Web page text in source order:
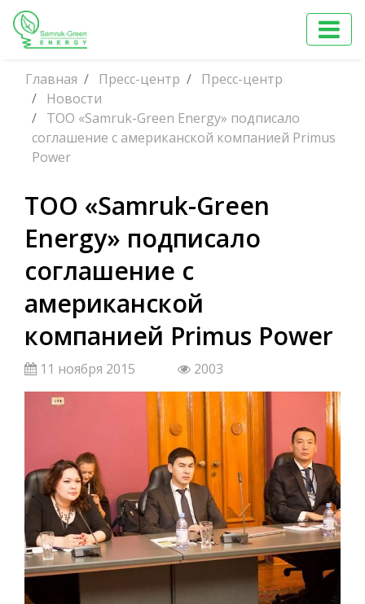
Главная Пресс-центр
Пресс-центр
Новости
ТОО «Samruk-Green Energy» подписало
соглашение с американской компанией Primus
Power
ТОО «Samruk-Green
Energy» подписало
соглашение с
американской
компанией Primus Power
11 ноября 2015 2003